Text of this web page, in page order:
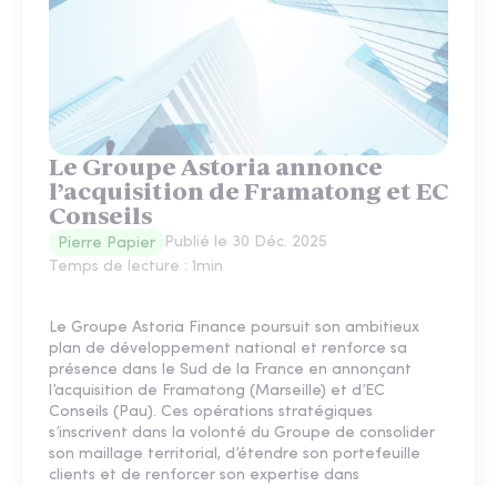
Le Groupe Astoria annonce
l’acquisition de Framatong et EC
Conseils
Pierre Papier Publié le 30 Déc. 2025
Temps de lecture : 1min
Le Groupe Astoria Finance poursuit son ambitieux
plan de développement national et renforce sa
présence dans le Sud de la France en annonçant
l’acquisition de Framatong (Marseille) et d’EC
Conseils (Pau). Ces opérations stratégiques
s’inscrivent dans la volonté du Groupe de consolider
son maillage territorial, d’étendre son portefeuille
clients et de renforcer son expertise dans